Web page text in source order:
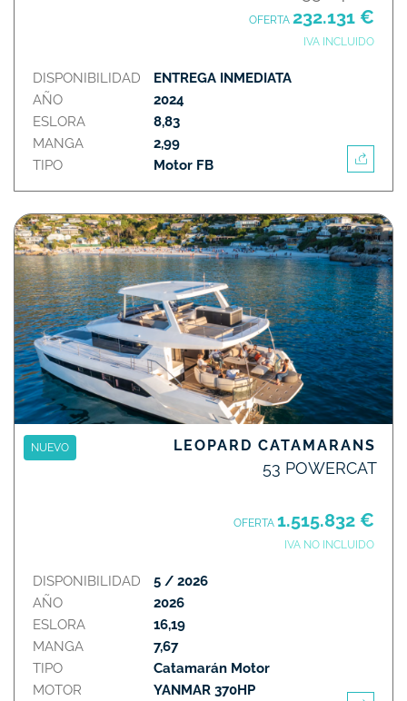
OFERTA 232.131 €
IVA INCLUIDO
DISPONIBILIDAD
AÑO
ESLORA
MANGA
TIPO
ENTREGA INMEDIATA
2024
8,83
2,99
Motor FB
NUEVO LEOPARD CATAMARANS
53 POWERCAT
OFERTA 1.515.832 €
IVA NO INCLUIDO
DISPONIBILIDAD
AÑO
ESLORA
MANGA
TIPO
MOTOR
5 / 2026
2026
16,19
7,67
Catamarán Motor
YANMAR 370HP